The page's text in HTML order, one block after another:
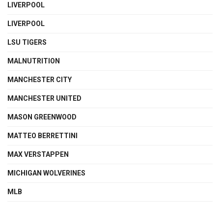
LIVERPOOL
LIVERPOOL
LSU TIGERS
MALNUTRITION
MANCHESTER CITY
MANCHESTER UNITED
MASON GREENWOOD
MATTEO BERRETTINI
MAX VERSTAPPEN
MICHIGAN WOLVERINES
MLB